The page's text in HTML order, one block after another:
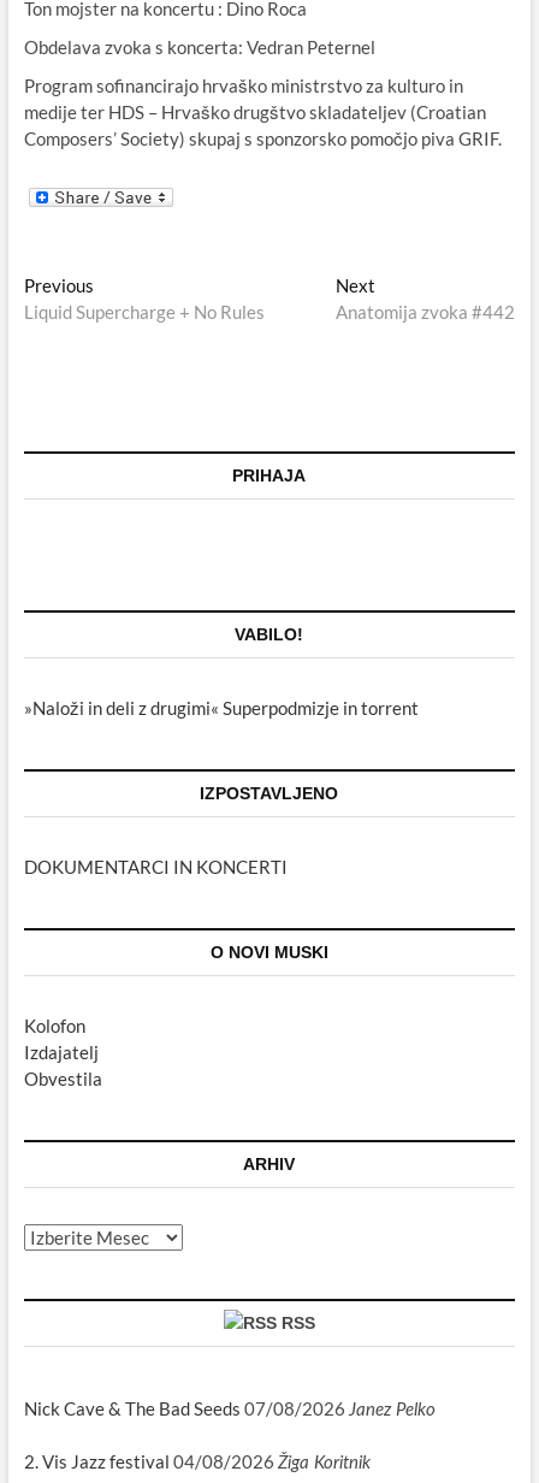
Ton mojster na koncertu : Dino Roca
Obdelava zvoka s koncerta: Vedran Peternel
Program sofinancirajo hrvaško ministrstvo za kulturo in
medije ter HDS – Hrvaško drugštvo skladateljev (Croatian
Composers’ Society) skupaj s sponzorsko pomočjo piva GRIF.
Navigacija
prispevka
PreviousPrevious
post:
Liquid Supercharge + No Rules
Next
post:
Anatomija zvoka #442
PRIHAJA
VABILO!
»Naloži in deli z drugimi« Superpodmizje in torrent
IZPOSTAVLJENO
DOKUMENTARCI IN KONCERTI
O NOVI MUSKI
Kolofon
Izdajatelj
Obvestila
ARHIV
Arhiv
RSS
Nick Cave & The Bad Seeds 07/08/2026 Janez Pelko
2. Vis Jazz festival 04/08/2026 Žiga Koritnik